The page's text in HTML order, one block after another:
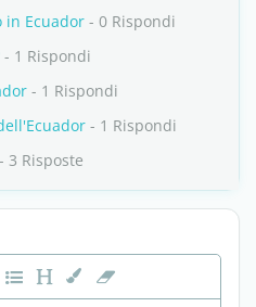
in Ecuador - 0 Rispondi
- 1 Rispondi
- 1 Rispondi
- 1 Rispondi
- 3 Risposte